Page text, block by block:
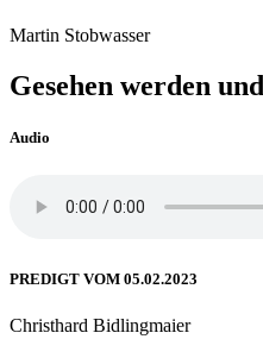
Martin Stobwasser
Gesehen werden
Audio
PREDIGT VOM 05.02.2023
Christhard Bidlingmaier